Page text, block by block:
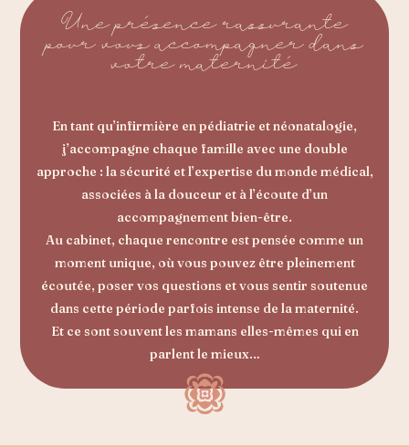
Une présence rassurante
pour vous accompagner dans
votre maternité
En tant qu’infirmière en pédiatrie et néonatalogie,
j’accompagne chaque famille avec une double
approche : la sécurité et l’expertise du monde médical,
associées à la douceur et à l’écoute d’un
accompagnement bien-être.
Au cabinet, chaque rencontre est pensée comme un
moment unique, où vous pouvez être pleinement
écoutée, poser vos questions et vous sentir soutenue
dans cette période parfois intense de la maternité.
Et ce sont souvent les mamans elles-mêmes qui en
parlent le mieux…